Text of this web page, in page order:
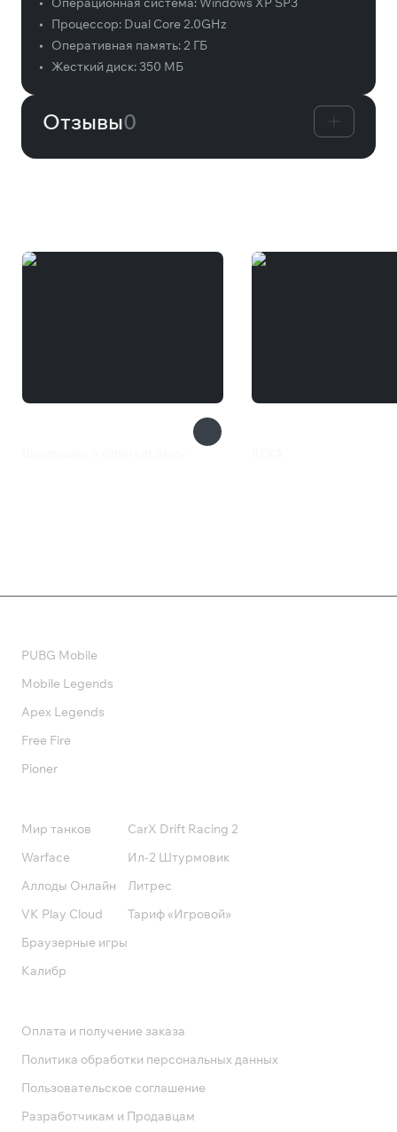
•
Процессор: Dual Core 2.0GHz
•
Оперативная память:2 ГБ
•
Жесткий диск: 350 МБ
Отзывы0
PUBG Mobile
Mobile Legends
Apex Legends
Free Fire
Pioner
Мир танков
Warface
Аллоды Онлайн
VK Play Cloud
Браузерные игры
Калибр
CarX Drift Racing 2
Ил-2 Штурмовик
Литрес
Тариф «Игровой»
Оплата и получение заказа
Политика обработки персональных данных
Пользовательское соглашение
Разработчикам и Продавцам